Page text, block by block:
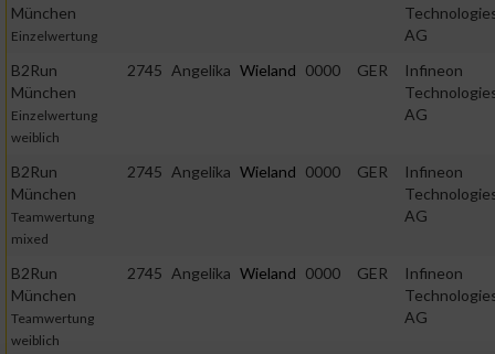
München
Einzelwertung
AG
B2Run
München
Einzelwertung
weiblich
2745 Angelika Wieland 0000 GER
Infineon
AG
B2Run
München
Teamwertung
mixed
2745 Angelika Wieland 0000 GER
Infineon
AG
B2Run
München
Teamwertung
weiblich
2745 Angelika Wieland 0000 GER
Infineon
AG